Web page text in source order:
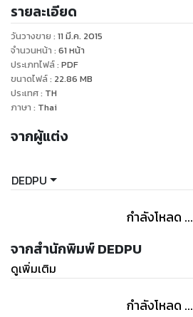
รายละเอียด
วันวางขาย : 11 มี.ค. 2015
จำนวนหน้า : 61 หน้า
ประเภทไฟล์: PDF
ขนาดไฟล์: 22.86 MB
ประเทศ: TH
ภาษา : Thai
จากผู้แต่ง
DEDPU
กำลังโหลด ...
จากสำนักพิมพ์ DEDPU
ดูเพิ่มเติม
กำลังโหลด ...